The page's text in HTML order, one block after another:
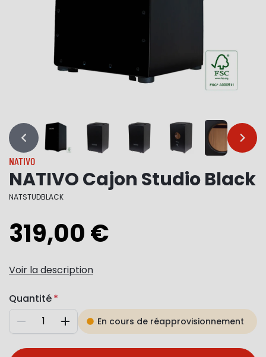
… …
NATIVO
NATIVO Cajon Studio Black
NATSTUDBLACK
319,00 €
Voir la description
Quantité
Diminuer AugmenterEn cours de réapprovisionnement